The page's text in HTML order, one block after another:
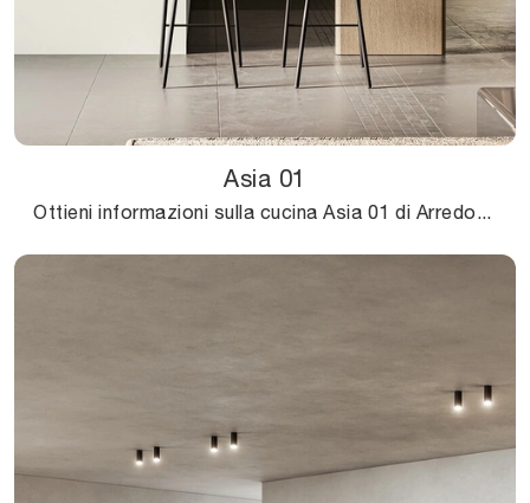
Asia 01
Ottieni informazioni sulla cucina Asia 01 di Arredo3: questa soluzione in laccato opaco sarà l'acquisto ideale per te!